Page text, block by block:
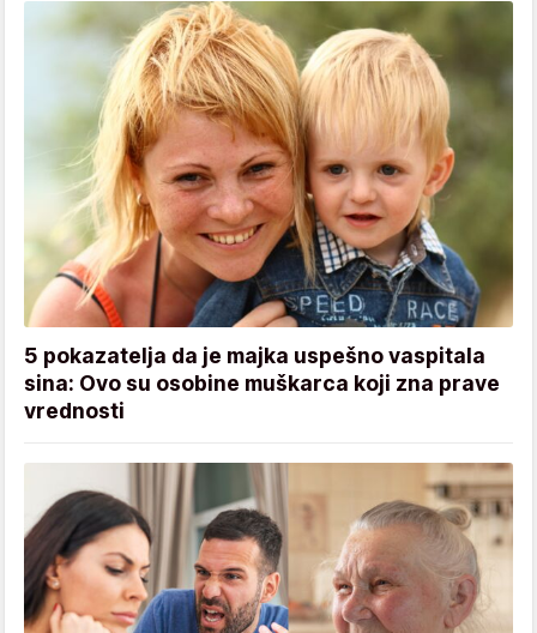
5 pokazatelja da je majka uspešno vaspitala
sina: Ovo su osobine muškarca koji zna prave
vrednosti